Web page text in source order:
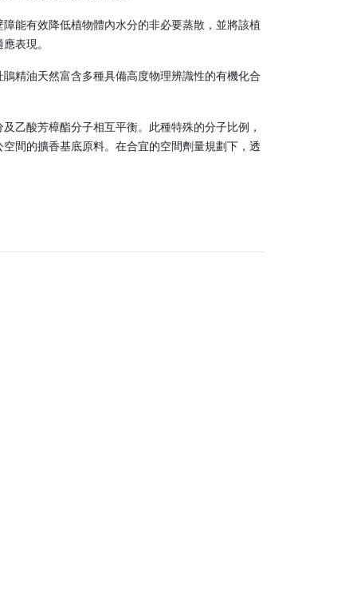
能有效降低植物體內水分的非必要蒸散，並將該植
表現。
精油天然富含多種具備高度物理辨識性的有機化合
乙酸芳樟酯分子相互平衡。此種特殊的分子比例，
間的擴香基底原料。在合宜的空間劑量規劃下，透